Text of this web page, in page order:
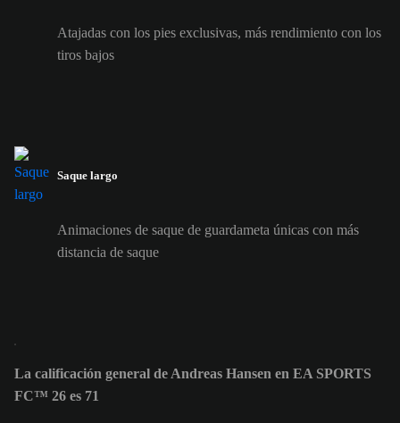
Atajadas con los pies exclusivas, más rendimiento con los
tiros bajos
Saque largo
Animaciones de saque de guardameta únicas con más
distancia de saque
La calificación general de Andreas Hansen en EA SPORTS
FC™ 26 es 71